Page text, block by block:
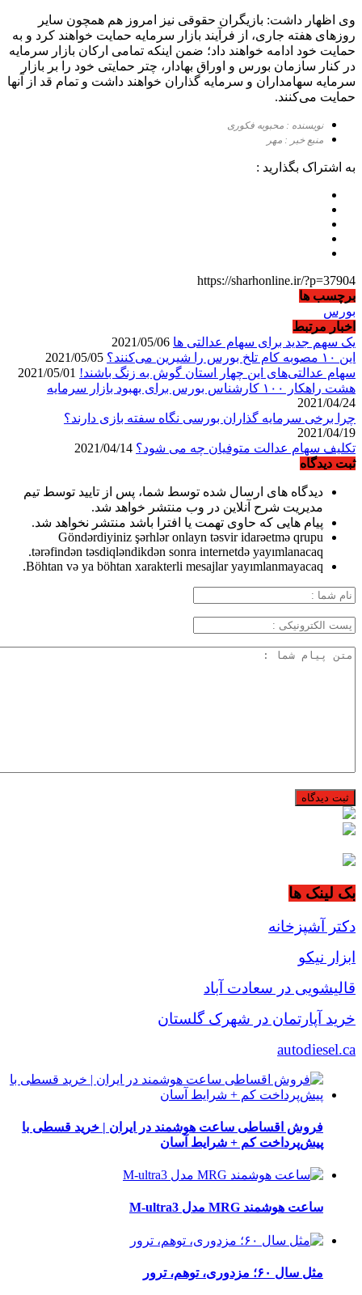
وی اظهار داشت: بازیگران حقوقی نیز امروز هم همچون سایر
روزهای هفته جاری، از فرآیند بازار سرمایه حمایت خواهند کرد و به
حمایت خود ادامه خواهند داد؛ ضمن اینکه تمامی ارکان بازار سرمایه
در کنار سازمان بورس و اوراق بهادار، چتر حمایتی خود را بر بازار
سرمایه سهامداران و سرمایه گذاران خواهند داشت و تمام قد از آنها
حمایت می‌کنند.
نویسنده : محبوبه فکوری
منبع خبر : مهر
به اشتراک بگذارید :
https://sharhonline.ir/?p=37904
برچسب ها
بورس
اخبار مرتبط
یک سهم جدید برای سهام عدالتی ها
این ۱۰ مصوبه کام تلخ بورس را شیرین می‌کنند؟
سهام عدالتی‌های این چهار استان گوش به زنگ باشند!
هشت راهکار ۱۰۰ کارشناس بورس برای بهبود بازار سرمایه
2021/04/24
چرا برخی سرمایه گذاران بورسی نگاه سفته بازی دارند؟
2021/04/19
تکلیف سهام عدالت متوفیان چه می شود؟
ثبت دیدگاه
دیدگاه های ارسال شده توسط شما، پس از تایید توسط تیم
مدیریت شرح آنلاین در وب منتشر خواهد شد.
پیام هایی که حاوی تهمت یا افترا باشد منتشر نخواهد شد.
Göndərdiyiniz şərhlər onlayn təsvir idarəetmə qrupu
tərəfindən təsdiqləndikdən sonra internetdə yayımlanacaq.
Böhtan və ya böhtan xarakterli mesajlar yayımlanmayacaq.
بک لینک ها
دکتر آشپزخانه
ابزار نیکو
قالیشویی در سعادت آباد
خرید آپارتمان در شهرک گلستان
autodiesel.ca
فروش اقساطی ساعت هوشمند در ایران | خرید قسطی با
پیش‌پرداخت کم + شرایط آسان
ساعت هوشمند MRG مدل M-ultra3
مثل سال ۶۰؛ مزدوری، توهم، ترور